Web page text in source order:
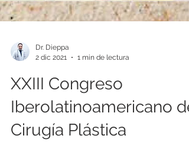
Dr. Dieppa
2 dic 2021
1 min de lectura